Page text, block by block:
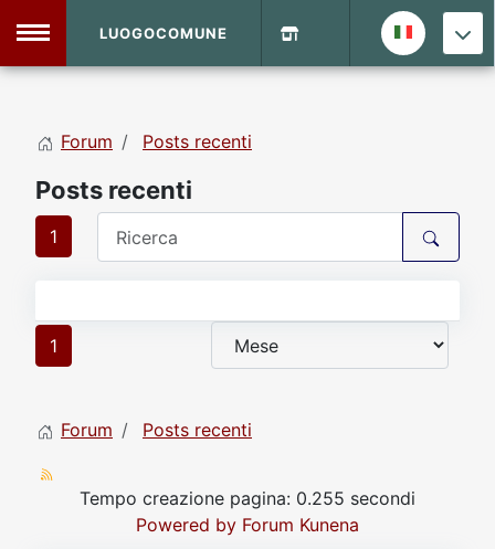
DVD Shop
Sito
Vecchio Sito
LUOGOCOMUNE
Forum Posts recenti
Posts recenti
1
1
Forum Posts recenti
Tempo creazione pagina: 0.255 secondi
Powered by Forum Kunena